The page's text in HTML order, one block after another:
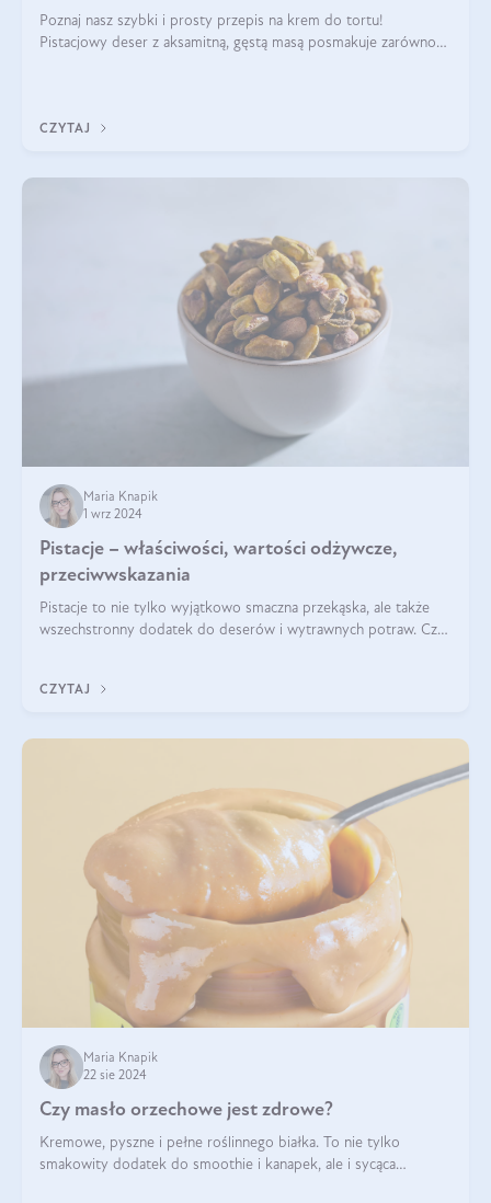
Poznaj nasz szybki i prosty przepis na krem do tortu!
Pistacjowy deser z aksamitną, gęstą masą posmakuje zarówno
CZYTAJ
Maria Knapik
1 wrz 2024
Pistacje – właściwości, wartości odżywcze,
przeciwwskazania
Pistacje to nie tylko wyjątkowo smaczna przekąska, ale także
wszechstronny dodatek do deserów i wytrawnych potraw. Czy
CZYTAJ
Maria Knapik
22 sie 2024
Czy masło orzechowe jest zdrowe?
Kremowe, pyszne i pełne roślinnego białka. To nie tylko
smakowity dodatek do smoothie i kanapek, ale i sycąca